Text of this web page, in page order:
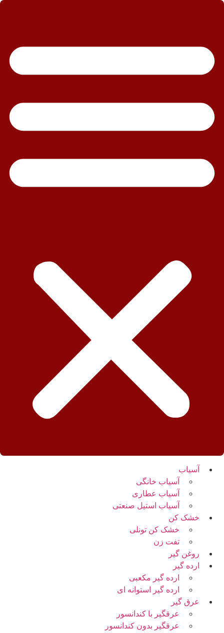
پرش
آسیاب
آسیاب خانگی
آسیاب عطاری
آسیاب استیل صنعتی
خشک کن
خشک کن تونلی
تفت زن
روغن گیر
ارده گیر
ارده گیر مکعبی
ارده گیر استوانه ای
عرق گیر
عرقگیر با کندانسور
عرقگیر بدون کندانسور